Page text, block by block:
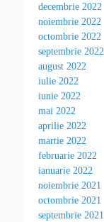
decembrie 2022
noiembrie 2022
octombrie 2022
septembrie 2022
august 2022
iulie 2022
iunie 2022
mai 2022
aprilie 2022
martie 2022
februarie 2022
ianuarie 2022
noiembrie 2021
octombrie 2021
septembrie 2021